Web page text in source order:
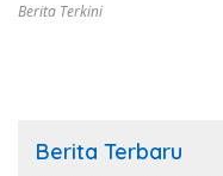
Berita Terkini
Berita Terbaru